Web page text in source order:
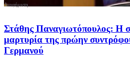
Στάθης Παναγιωτόπουλος: Η
μαρτυρία της πρώην
Γερμανού